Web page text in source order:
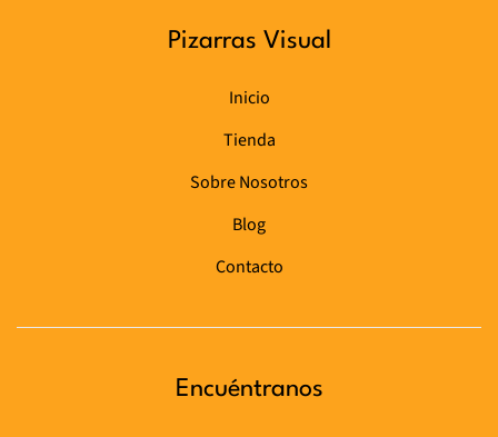
Pizarras Visual
Inicio
Tienda
Sobre Nosotros
Blog
Contacto
Encuéntranos